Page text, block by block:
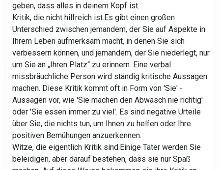
geben, dass alles in deinem Kopf ist.
Kritik, die nicht hilfreich ist.Es gibt einen großen
Unterschied zwischen jemandem, der Sie auf Aspekte in
Ihrem Leben aufmerksam macht, in denen Sie sich
verbessern können, und jemandem, der Sie niederlegt, nur
um Sie an „Ihren Platz“ zu erinnern. Eine verbal
missbräuchliche Person wird ständig kritische Aussagen
machen. Diese Kritik kommt oft in Form von 'Sie' -
Aussagen vor, wie 'Sie machen den Abwasch nie richtig'
oder 'Sie essen immer zu viel'. Es sind negative Urteile
über Sie, die nichts tun, um Ihnen zu helfen oder Ihre
positiven Bemühungen anzuerkennen.
Witze, die eigentlich Kritik sind.Einige Täter werden Sie
beleidigen, aber darauf bestehen, dass sie nur Spaß